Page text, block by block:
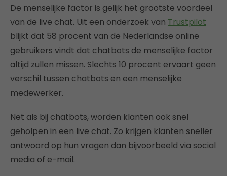
De menselijke factor is gelijk het grootste voordeel
van de live chat. Uit een onderzoek van Trustpilot
blijkt dat 58 procent van de Nederlandse online
gebruikers vindt dat chatbots de menselijke factor
altijd zullen missen. Slechts 10 procent ervaart geen
verschil tussen chatbots en een menselijke
medewerker.
Net als bij chatbots, worden klanten ook snel
geholpen in een live chat. Zo krijgen klanten sneller
antwoord op hun vragen dan bijvoorbeeld via social
media of e-mail.